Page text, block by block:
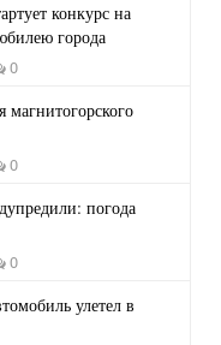
конкурс на
города
0
магнитогорского
0
погода
0
улетел в